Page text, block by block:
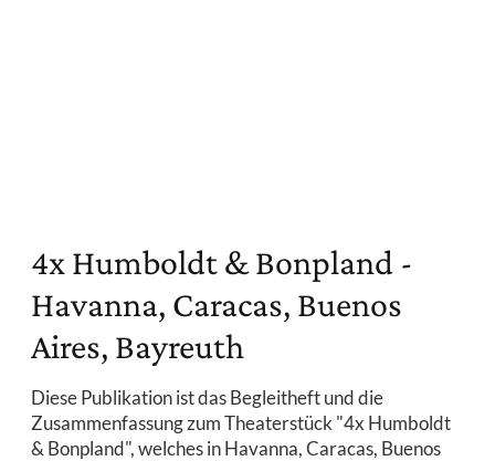
4x Humboldt & Bonpland -
Havanna, Caracas, Buenos
Aires, Bayreuth
Diese Publikation ist das Begleitheft und die
Zusammenfassung zum Theaterstück "4x Humboldt
& Bonpland", welches in Havanna, Caracas, Buenos